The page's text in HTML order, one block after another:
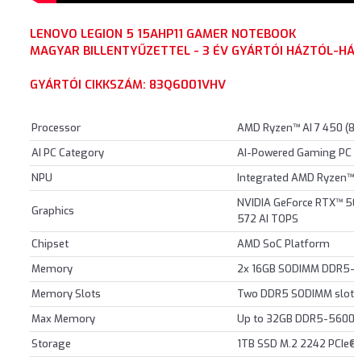
LENOVO LEGION 5 15AHP11 GAMER NOTEBOOK
MAGYAR BILLENTYŰZETTEL - 3 ÉV GYÁRTÓI HÁZTÓL-
GYÁRTÓI CIKKSZÁM: 83Q6001VHV
Processor
AMD Ryzen™ AI 7 450
AI PC Category
AI-Powered Gaming PC
NPU
Integrated AMD
Graphics
NVIDIA GeForce RTX™
572 AI TOPS
Chipset
AMD SoC Platform
Memory
2x 16GB SODIMM
Memory Slots
Two DDR5 SODIMM
Max Memory
Up to 32GB DDR5-
Storage
1TB SSD M.2 2242